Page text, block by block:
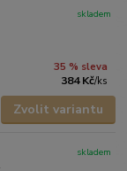
35 % sleva
384 Kč/ks
skladem
Zvolit variantu
skladem